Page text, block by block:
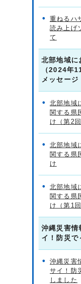
重ねるハ
読み上げ
て
北部地域に
（2024年
メッセージ
北部地域
関する県
け（第2
北部地域
関する県
け
北部地域
関する県
け（第1
沖縄災害情
イ！防災で
沖縄災害
サイ！防
しました